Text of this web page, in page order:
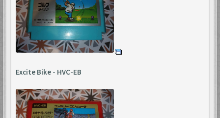
Excite Bike - HVC-EB